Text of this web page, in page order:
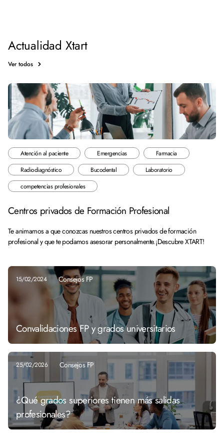
Actualidad Xtart
Ver todos
Atención al paciente Emergencias
Farmacia
Radiodiagnóstico
Bucodental
Laboratorio
competencias profesionales
Centros privados de Formación Profesional
Te animamos a que conozcas nuestros centros privados de formación
profesional y que te podamos asesorar personalmente. ¡Descubre XTART!
15/02/2024 Consejos FP
Convalidaciones FP y grados universitarios
25/02/2026 Consejos FP
¿Qué grados superiores tienen más salidas
profesionales?